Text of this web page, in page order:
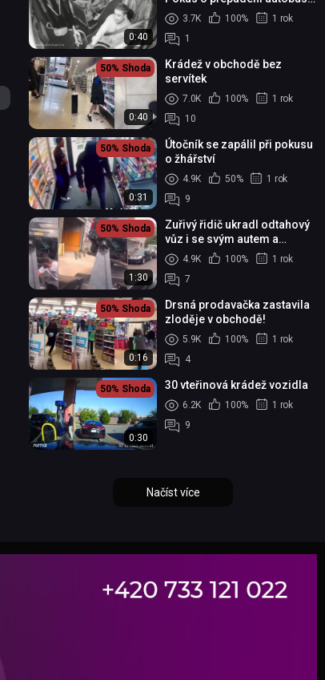
0:40
v Argentině skončil fiaskem
3.7K 100%
1 rok
1
50% Shoda
0:40
Krádež v obchodě bez
servítek
7.0K 100%
1 rok
10
50% Shoda
0:31
Útočník se zapálil při pokusu
o žhářství
4.9K 50%
1 rok
9
50% Shoda
1:30
Zuřivý řidič ukradl odtahový
vůz i se svým autem a
způsobil chaos v ulicích
Brooklynu
4.9K 100%
1 rok
7
50% Shoda
0:16
Drsná prodavačka zastavila
zloděje v obchodě!
5.9K 100%
1 rok
4
50% Shoda
0:30
30 vteřinová krádež vozidla
6.2K 100%
1 rok
9
Načíst více